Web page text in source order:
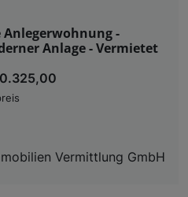
-
Anlage - Vermietet
Vermittlung GmbH